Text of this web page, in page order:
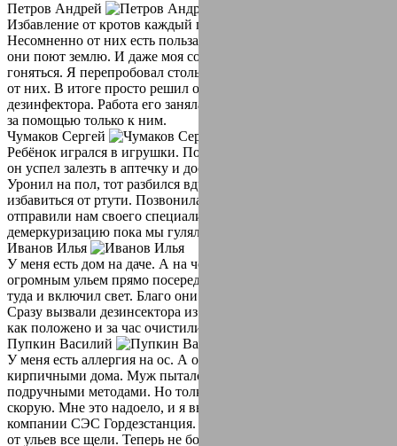
Петров Андрей
Избавление от кротов каждый год, для меня как квест.
Несомненно от них есть польза, но вред превышает. Так как
они поют землю. И даже моя собака уже устала за ними
гоняться. Я перепробовал столько способов чтоб избавиться
от них. В итоге просто решил обратиться за помощью к
дезинфектора. Работа его заняла не больше двух часов. Теперь
за помощью только к ним.
Чумаков Сергей
Ребёнок игрался в игрушки. Пока я отвлеклась на пять минут,
он успел залезть в аптечку и достать ртутный градусник.
Уронил на пол, тот разбился вдребезги. Не знала как
избавиться от ртути. Позвонила в СЭС Гордезстанция. Они
отправили нам своего специалиста, он провел
демеркуризацию пока мы гуляли. Спасибо)
Иванов Илья
У меня есть дом на даче. А на чердаке завелись шершни. С
огромным ульем прямо посередине чердака. Однажды полез
туда и включил свет. Благо они не успели налететь на меня.
Сразу вызвали дезинсектора из СЭС Гордезстанция. Приехали
как положено и за час очистили от этих гадов мой чердак.
Пупкин Василий
У меня есть аллергия на ос. А они сделали улья между
кирпичными дома. Муж пытался избавиться от них
подручными методами. Но толку не было. Пару раз вызывали
скорую. Мне это надоело, и я вызвала специалистов из
компании СЭС Гордезстанция. Приехали быстро и очистили
от ульев все щели. Теперь не боюсь выходить из дома.